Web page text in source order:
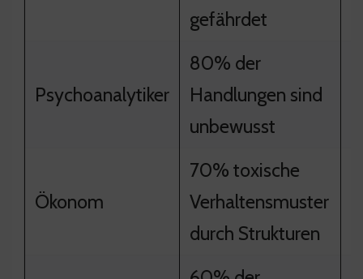
gefährdet
Psychoanalytiker
80% der
Handlungen sind
unbewusst
Ökonom
70% toxische
Verhaltensmuster
durch Strukturen